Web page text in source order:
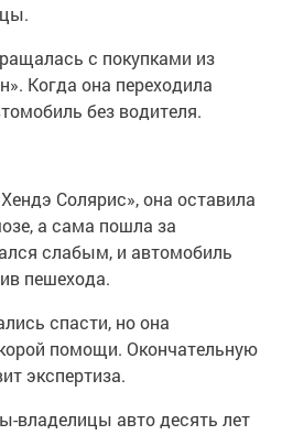
с покупками из
Когда она переходила
без водителя.
Солярис», она оставила
а сама пошла за
слабым, и автомобиль
пешехода.
спасти, но она
помощи. Окончательную
экспертиза.
владелицы авто десять лет